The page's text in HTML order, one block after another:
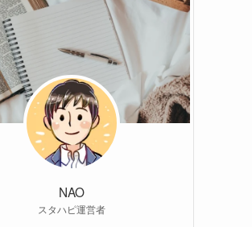
NAO
スタハピ運営者